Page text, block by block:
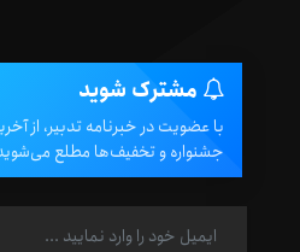
مشترک شوید
با عضویت در خبرنامه تدبیر، از
جشنواره و تخفیف‌ها مطلع می‌شوید.